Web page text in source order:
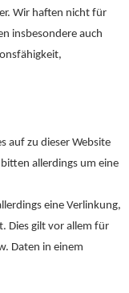
Wir haften nicht für
insbesondere auch
auf zu dieser Website
allerdings um eine
eine Verlinkung,
Dies gilt vor allem für
Daten in einem